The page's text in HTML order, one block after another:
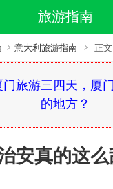
旅游指南
意大利旅游指南 正文
旅游三四天，厦
的地方？
安真的这么